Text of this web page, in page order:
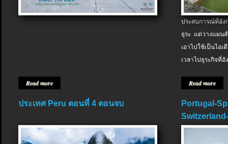
Read more
ประสบการณ์ที่อัง
ธุระ แต่วางแผน
เอาไปใช้เป็นไอ
เวลาไปธุระกิจที่อั
Read more
ประเทศ Peru ตอนที่ 4 ตอนจบ
Portugal-